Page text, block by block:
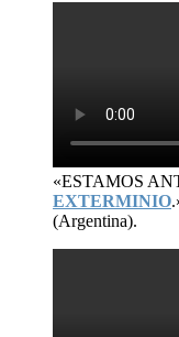
«ESTAMOS
EXTERMINIO
(Argentina).